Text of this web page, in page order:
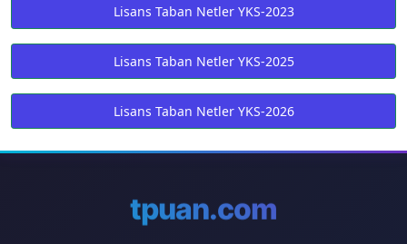
Lisans Taban Netler YKS-2023
Lisans Taban Netler YKS-2025
Lisans Taban Netler YKS-2026
tpuan.com